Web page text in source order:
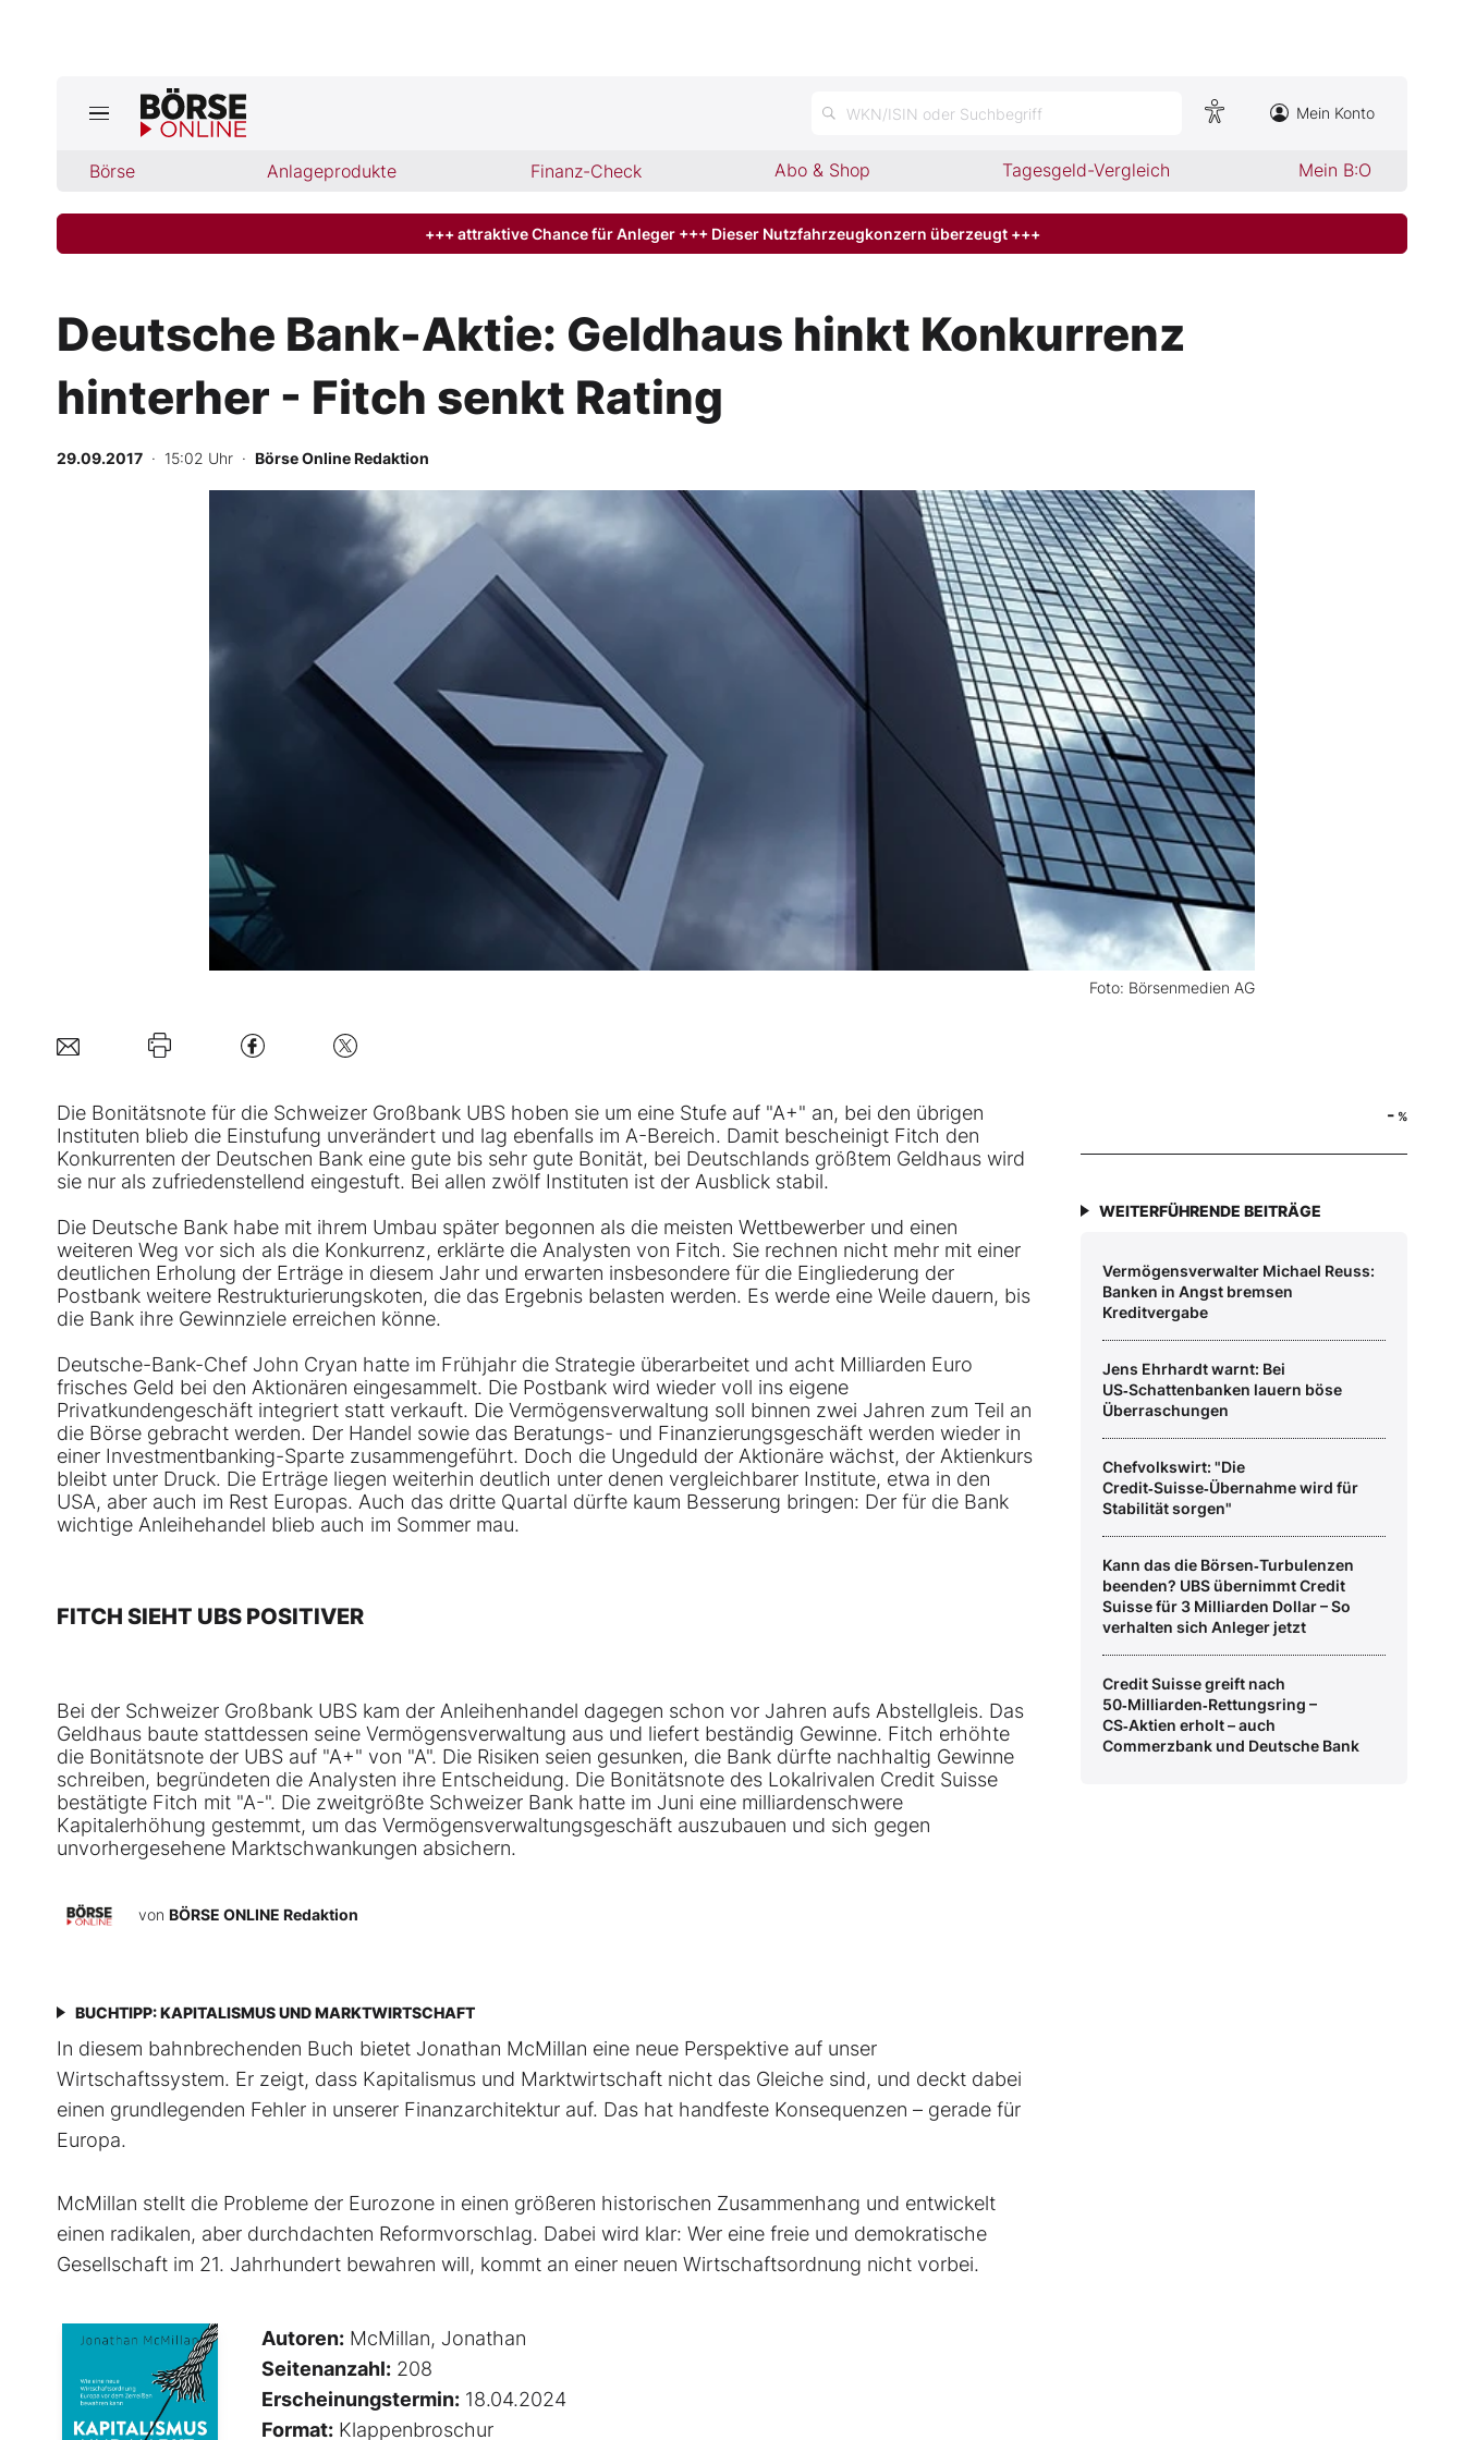
WKN/ISIN oder Suchbegriff Mein Konto
Börse Anlageprodukte Finanz-Check Abo & Shop Tagesgeld-Vergleich Mein B:O
Jetzt aktuelle Ausgabe BÖRSE ONLINE lesen
Finanz-Check
Abo & Shop
BO-Musterdepots
Mein Konto
+++ attraktive Chance für Anleger +++ Dieser Nutzfahrzeugkonzern überzeugt +++
Deutsche Bank-Aktie: Geldhaus hinkt Konkurrenz
hinterher - Fitch senkt Rating
29.09.2017 · 15:02 Uhr · Börse Online Redaktion
Foto: Börsenmedien AG
-%
Die Bonitätsnote für die Schweizer Großbank UBS hoben sie um eine Stufe auf "A+" an, bei den übrigen
Instituten blieb die Einstufung unverändert und lag ebenfalls im A-Bereich. Damit bescheinigt Fitch den
Konkurrenten der Deutschen Bank eine gute bis sehr gute Bonität, bei Deutschlands größtem Geldhaus wird
sie nur als zufriedenstellend eingestuft. Bei allen zwölf Instituten ist der Ausblick stabil.
Die Deutsche Bank habe mit ihrem Umbau später begonnen als die meisten Wettbewerber und einen
weiteren Weg vor sich als die Konkurrenz, erklärte die Analysten von Fitch. Sie rechnen nicht mehr mit einer
deutlichen Erholung der Erträge in diesem Jahr und erwarten insbesondere für die Eingliederung der
Postbank weitere Restrukturierungskoten, die das Ergebnis belasten werden. Es werde eine Weile dauern, bis
die Bank ihre Gewinnziele erreichen könne.
Deutsche-Bank-Chef John Cryan hatte im Frühjahr die Strategie überarbeitet und acht Milliarden Euro
frisches Geld bei den Aktionären eingesammelt. Die Postbank wird wieder voll ins eigene
Privatkundengeschäft integriert statt verkauft. Die Vermögensverwaltung soll binnen zwei Jahren zum Teil an
die Börse gebracht werden. Der Handel sowie das Beratungs- und Finanzierungsgeschäft werden wieder in
einer Investmentbanking-Sparte zusammengeführt. Doch die Ungeduld der Aktionäre wächst, der Aktienkurs
bleibt unter Druck. Die Erträge liegen weiterhin deutlich unter denen vergleichbarer Institute, etwa in den
USA, aber auch im Rest Europas. Auch das dritte Quartal dürfte kaum Besserung bringen: Der für die Bank
wichtige Anleihehandel blieb auch im Sommer mau.
FITCH SIEHT UBS POSITIVER
Bei der Schweizer Großbank UBS kam der Anleihenhandel dagegen schon vor Jahren aufs Abstellgleis. Das
Geldhaus baute stattdessen seine Vermögensverwaltung aus und liefert beständig Gewinne. Fitch erhöhte
die Bonitätsnote der UBS auf "A+" von "A". Die Risiken seien gesunken, die Bank dürfte nachhaltig Gewinne
schreiben, begründeten die Analysten ihre Entscheidung. Die Bonitätsnote des Lokalrivalen Credit Suisse
bestätigte Fitch mit "A-". Die zweitgrößte Schweizer Bank hatte im Juni eine milliardenschwere
Kapitalerhöhung gestemmt, um das Vermögensverwaltungsgeschäft auszubauen und sich gegen
unvorhergesehene Marktschwankungen absichern.
von BÖRSE ONLINE Redaktion
BUCHTIPP: KAPITALISMUS UND MARKTWIRTSCHAFT
In diesem bahnbrechenden Buch bietet Jonathan McMillan eine neue Perspektive auf unser
Wirtschaftssystem. Er zeigt, dass Kapitalismus und Marktwirtschaft nicht das Gleiche sind, und deckt dabei
einen grundlegenden Fehler in unserer Finanzarchitektur auf. Das hat handfeste Konsequenzen – gerade für
Europa.
McMillan stellt die Probleme der Eurozone in einen größeren historischen Zusammenhang und entwickelt
einen radikalen, aber durchdachten Reformvorschlag. Dabei wird klar: Wer eine freie und demokratische
Gesellschaft im 21. Jahrhundert bewahren will, kommt an einer neuen Wirtschaftsordnung nicht vorbei.
Autoren: McMillan, Jonathan
Seitenanzahl: 208
Erscheinungstermin: 18.04.2024
Format: Klappenbroschur
- %
WEITERFÜHRENDE BEITRÄGE
Vermögensverwalter Michael Reuss:
Banken in Angst bremsen
Kreditvergabe
Jens Ehrhardt warnt: Bei
US‑Schattenbanken lauern böse
Überraschungen
Chefvolkswirt: "Die
Credit‑Suisse‑Übernahme wird für
Stabilität sorgen"
Kann das die Börsen‑Turbulenzen
beenden? UBS übernimmt Credit
Suisse für 3 Milliarden Dollar – So
verhalten sich Anleger jetzt
Credit Suisse greift nach
50‑Milliarden‑Rettungsring –
CS‑Aktien erholt – auch
Commerzbank und Deutsche Bank